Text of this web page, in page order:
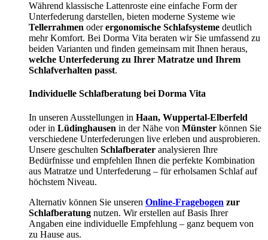
Während klassische Lattenroste eine einfache Form der
Unterfederung darstellen, bieten moderne Systeme wie
Tellerrahmen oderergonomische Schlafsysteme deutlich
mehr Komfort. Bei Dorma Vita beraten wir Sie umfassend zu
beiden Varianten und finden gemeinsam mit Ihnen heraus,
welche Unterfederung zu Ihrer Matratze und Ihrem
Schlafverhalten passt.
Individuelle Schlafberatung bei Dorma Vita
In unseren Ausstellungen in Haan, Wuppertal-Elberfeld
oder in Lüdinghausen in der Nähe von Münster können Sie
verschiedene Unterfederungen live erleben und ausprobieren.
Unsere geschulten Schlafberater analysieren Ihre
Bedürfnisse und empfehlen Ihnen die perfekte Kombination
aus Matratze und Unterfederung – für erholsamen Schlaf auf
höchstem Niveau.
Alternativ können Sie unseren Online-Fragebogen zur
Schlafberatung nutzen. Wir erstellen auf Basis Ihrer
Angaben eine individuelle Empfehlung – ganz bequem von
zu Hause aus.